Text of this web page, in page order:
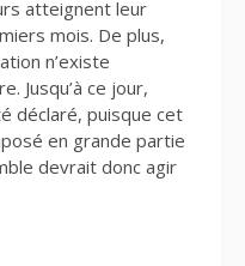
atteignent leur
mois. De plus,
n’existe
Jusqu’à ce jour,
déclaré, puisque cet
en grande partie
devrait donc agir